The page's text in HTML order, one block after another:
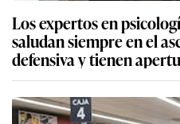
Los expertos en
saludan siempre en el
defensiva y tienen